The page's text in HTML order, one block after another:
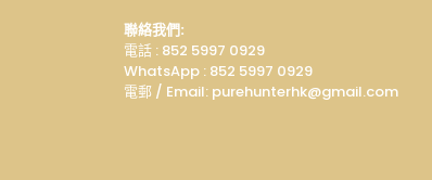
聯絡我們:
電話 : 852 5997 0929
WhatsApp : 852 5997 0929
電郵 / Email: purehunterhk@gmail.com